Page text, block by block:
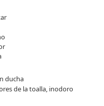
ducha
de la toalla, inodoro